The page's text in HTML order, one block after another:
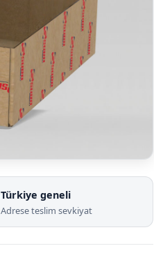
Türkiye geneli
Adrese teslim sevkiyat